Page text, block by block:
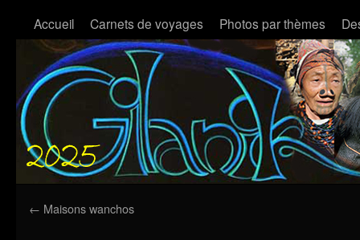
Accueil Carnets de voyages Photos par thèmes
← Maisons wanchos